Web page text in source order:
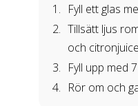
Fyll ett glas
Tillsätt ljus
och
Fyll upp med
Rör om och